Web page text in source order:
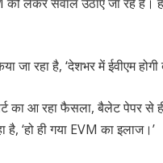
जा रहा है, ‘देशभर में ईवीएम
का आ रहा फैसला, बैलेट पेपर
‘हो ही गया EVM का इलाज।’